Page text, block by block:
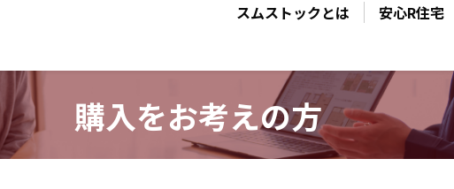
スムストックとは 安心R住宅
購入をお考えの方